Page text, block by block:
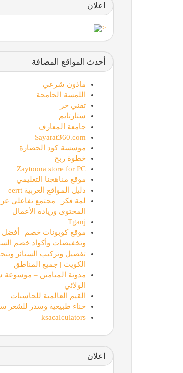
Sayarat360.com
مؤسسة كود الحضارة
خطوة ربح
Zaytoona store for PC
موقع مناهجنا التعليمي
اعلان
<
أحدث المواقع المضافة
ماذون شرعي
اللمسة الجامحة
تقني حر
ستارتايم
جامعة المعارف
Sayarat360.com
مؤسسة كود الحضارة
خطوة ربح
Zaytoona store for PC
موقع مناهجنا التعليمي
دليل المواقع العربية eerrt
لمة فكر | مجتمع تفاعلي
المحتوى وريادة الأعمال
Tganj
موقع كوبونات خصم |
وتخفيضات وأكواد خصم
تفصيل وتركيب الستائر
الكويت | جميع المناطق
مدونة الميامين – موسوعة
الولائي
القيم العالمية للحاسبات
حناء طبيعية وسدر للشعر
ksacalculators
اعلان